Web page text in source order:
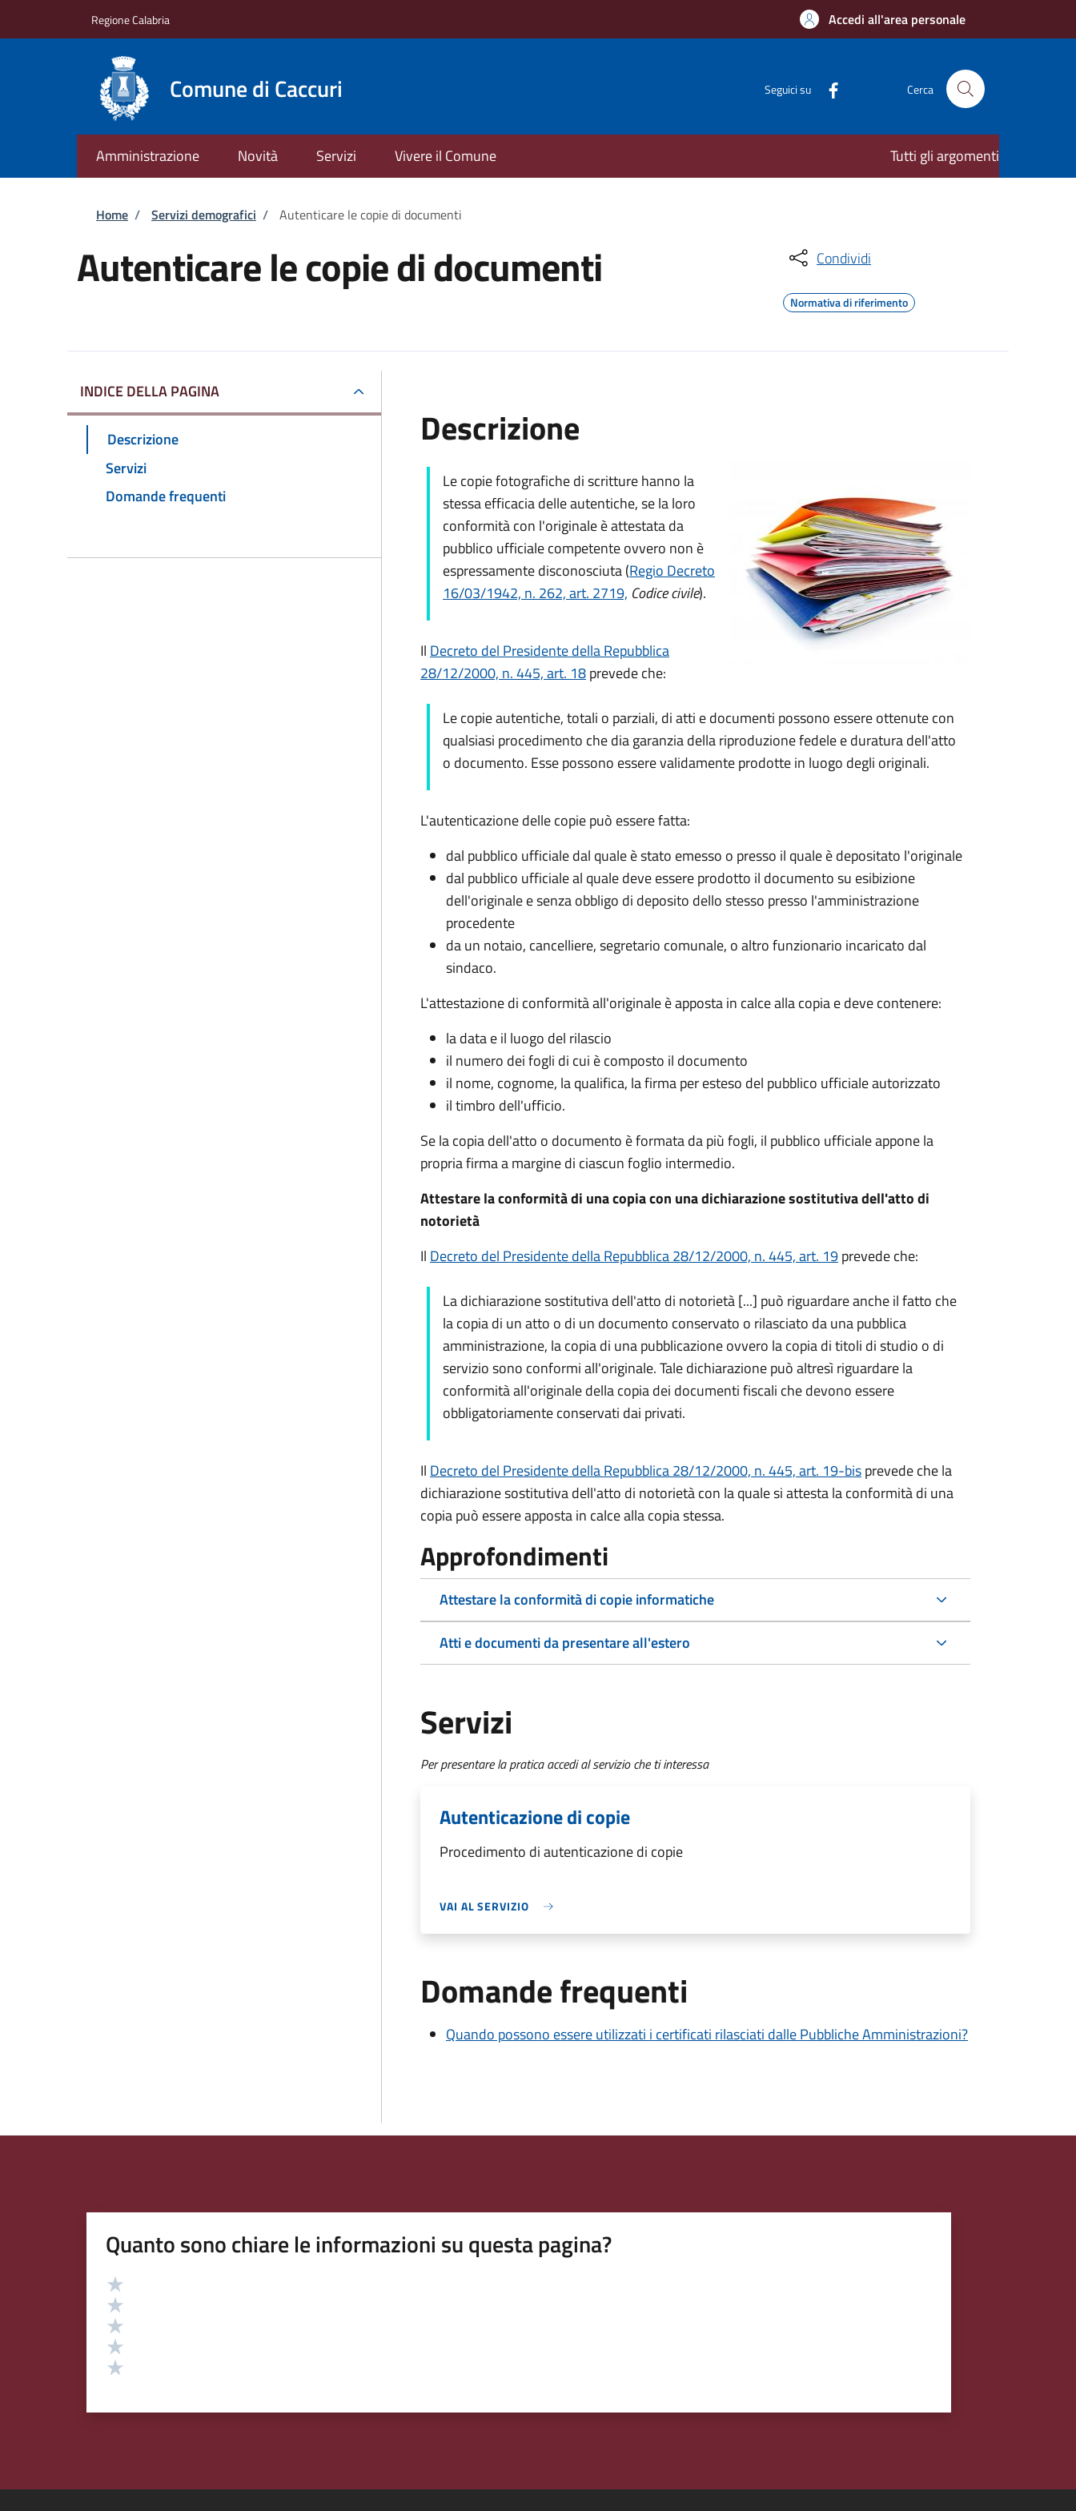
Regione Calabria Accedi all'area personale
Comune di Caccuri Seguici su Cerca
Amministrazione Novità Servizi Vivere il Comune Tutti gli argomenti
Briciole di pane
Home / Servizi demografici / Autenticare le copie di documenti
Autenticare le copie di documenti Condividi
Normativa di riferimento
INDICE DELLA PAGINA
Descrizione
Servizi
Domande frequenti
Descrizione
Le copie fotografiche di scritture hanno la
stessa efficacia delle autentiche, se la loro
conformità con l'originale è attestata da
pubblico ufficiale competente ovvero non è
espressamente disconosciuta (Regio Decreto
16/03/1942, n. 262, art. 2719, Codice civile).
Il Decreto del Presidente della Repubblica
28/12/2000, n. 445, art. 18prevede che:
Le copie autentiche, totali o parziali, di atti e documenti possono essere ottenute con
qualsiasi procedimento che dia garanzia della riproduzione fedele e duratura dell'atto
o documento. Esse possono essere validamente prodotte in luogo degli originali.
L'autenticazione delle copie può essere fatta:
dal pubblico ufficiale dal quale è stato emesso o presso il quale è depositato l'originale
dal pubblico ufficiale al quale deve essere prodotto il documento su esibizione
dell'originale e senza obbligo di deposito dello stesso presso l'amministrazione
procedente
da un notaio, cancelliere, segretario comunale, o altro funzionario incaricato dal
sindaco.
L'attestazione di conformità all'originale è apposta in calce alla copia e deve contenere:
la data e il luogo del rilascio
il numero dei fogli di cui è composto il documento
il nome, cognome, la qualifica, la firma per esteso del pubblico ufficiale autorizzato
il timbro dell'ufficio.
Se la copia dell'atto o documento è formata da più fogli, il pubblico ufficiale appone la
propria firma a margine di ciascun foglio intermedio.
Attestare la conformità di una copia con una dichiarazione sostitutiva dell'atto di
notorietà
Il Decreto del Presidente della Repubblica 28/12/2000, n. 445, art. 19prevede che:
La dichiarazione sostitutiva dell'atto di notorietà [...] può riguardare anche il fatto che
la copia di un atto o di un documento conservato o rilasciato da una pubblica
amministrazione, la copia di una pubblicazione ovvero la copia di titoli di studio o di
servizio sono conformi all'originale. Tale dichiarazione può altresì riguardare la
conformità all'originale della copia dei documenti fiscali che devono essere
obbligatoriamente conservati dai privati.
Il Decreto del Presidente della Repubblica 28/12/2000, n. 445, art. 19-bisprevede che la
dichiarazione sostitutiva dell'atto di notorietà con la quale si attesta la conformità di una
copia può essere apposta in calce alla copia stessa.
Approfondimenti
Attestare la conformità di copie informatiche
Atti e documenti da presentare all'estero
Servizi
Per presentare la pratica accedi al servizio che ti interessa
Autenticazione di copie
Procedimento di autenticazione di copie
VAI AL SERVIZIO
Domande frequenti
Quando possono essere utilizzati i certificati rilasciati dalle Pubbliche Amministrazioni?
Quanto sono chiare le informazioni su questa pagina?
Valutazione